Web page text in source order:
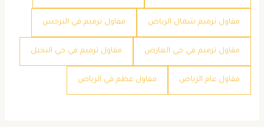
مقاول ترميم شمال الرياض مقاول ترميم في النرجس
مقاول ترميم في حي العارض مقاول ترميم في حي النخيل
مقاول عام الرياض مقاول عظم في الرياض